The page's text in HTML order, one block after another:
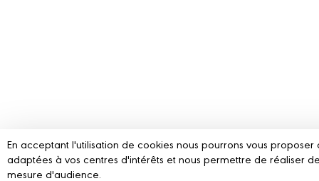
En acceptant l'utilisation de cookies nous pourrons vous proposer
adaptées à vos centres d'intérêts et nous permettre de réaliser
mesure d'audience.